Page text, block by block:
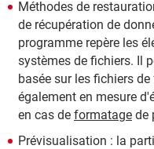
Méthodes de
de récupération de
programme repère les
systèmes de fichiers. Il
basée sur les fichiers
également en mesure
en cas de formatage de
Prévisualisation : la